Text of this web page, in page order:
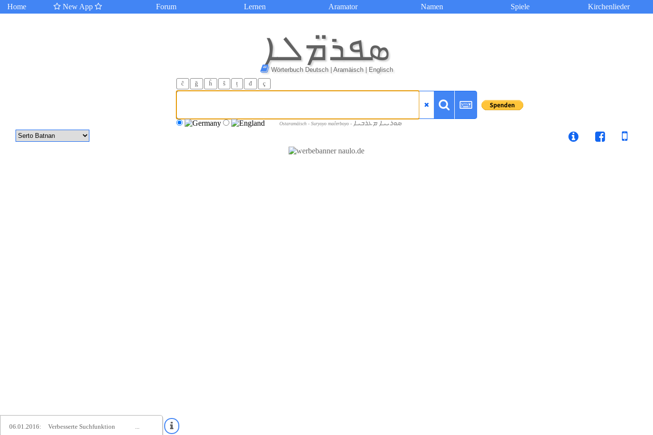
Home New App Forum Lernen Aramator Namen Spiele Kirchenlieder
ܣܦܪ̈ܡܠܐ
Wörterbuch Deutsch | Aramäisch | Englisch
ĉ ğ ĥ ŝ ț đ ç
Ostaramäisch - Suryoyo maĉerboyo - ܣܘܪܝܝܐ ܡܥܪܒܝܐ
06.01.2016: Verbesserte Suchfunktion ...